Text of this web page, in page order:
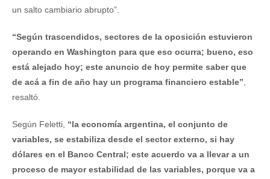
un salto cambiario abrupto”.
“Según trascendidos, sectores de la oposición estuvieron
operando en Washington para que eso ocurra; bueno, eso
está alejado hoy; este anuncio de hoy permite saber que
de acá a fin de año hay un programa financiero estable”
resaltó.
Según Feletti, “la economía argentina, el conjunto de
variables, se estabiliza desde el sector externo, si hay
dólares en el Banco Central; este acuerdo va a llevar a un
proceso de mayor estabilidad de las variables, porque va a